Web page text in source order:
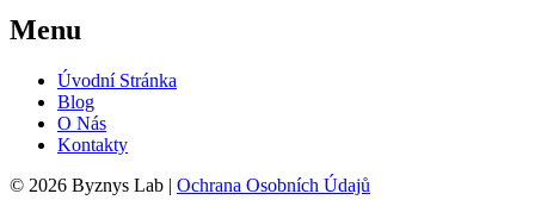
Menu
Úvodní Stránka
Blog
O Nás
Kontakty
© 2026 Byznys Lab | Ochrana Osobních Údajů